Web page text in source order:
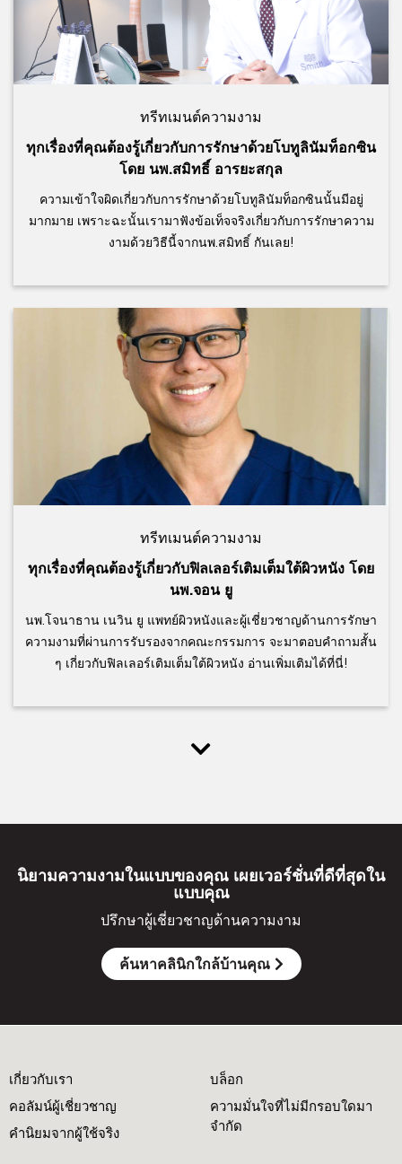
ทรีทเมนต์ความงาม
ทุกเรื่องที่คุณต้องรู้เกี่ยวกับการรักษาด้วยโบทูลินัมท็อกซิน
โดย นพ.สมิทธิ์ อารยะสกุล
ความเข้าใจผิดเกี่ยวกับการรักษาด้วยโบทูลินัมท็อกซินนั้นมีอยู่
มากมาย เพราะฉะนั้นเรามาฟังข้อเท็จจริงเกี่ยวกับการรักษาความ
งามด้วยวิธีนี้จากนพ.สมิทธิ์ กันเลย!
ทรีทเมนต์ความงาม
ทุกเรื่องที่คุณต้องรู้เกี่ยวกับฟิลเลอร์เติมเต็มใต้ผิวหนัง โดย
นพ.จอน ยู
นพ.โจนาธาน เนวิน ยู แพทย์ผิวหนังและผู้เชี่ยวชาญด้านการรักษา
ความงามที่ผ่านการรับรองจากคณะกรรมการ จะมาตอบคำถามสั้น
ๆ เกี่ยวกับฟิลเลอร์เติมเต็มใต้ผิวหนัง อ่านเพิ่มเติมได้ที่นี่!
นิยามความงามในแบบของคุณ เผยเวอร์ชั่นที่ดีที่สุดใน
แบบคุณ
ปรึกษาผู้เชี่ยวชาญด้านความงาม
ค้นหาคลินิกใกล้บ้านคุณ
เกี่ยวกับเรา
คอลัมน์ผู้เชี่ยวชาญ
คำนิยมจากผู้ใช้จริง
บล็อก
ความมั่นใจที่ไม่มีกรอบใดมา
จำกัด